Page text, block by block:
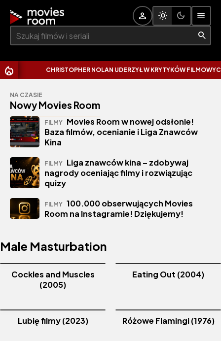
Szukaj:
CHRISTOPHER NOLAN UDERZYŁ W KRYTYKÓW
NA CZASIE
Nowy Movies Room
FILMY Movies Room w nowej odsłonie!
Baza filmów, ocenianie i Liga Znawców
Kina
FILMY Liga znawców kina – zdobywaj
nagrody oceniając filmy i rozwiązując
quizy
FILMY 100.000 obserwujących Movies
Room na Instagramie! Dziękujemy!
Male Masturbation
Cockles and Muscles
(2005)
Eating Out (2004)
Lubię filmy (2023) Różowe Flamingi (1976)